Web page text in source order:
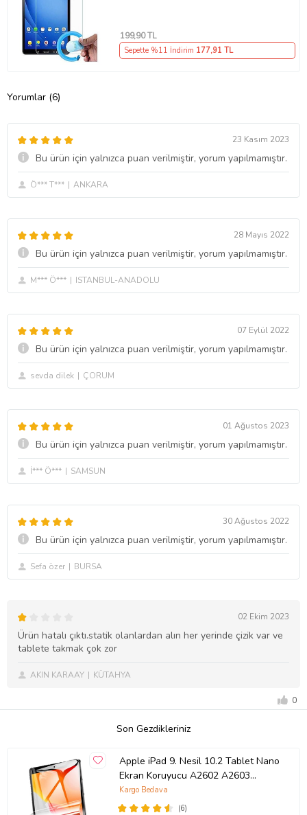
199,90 TL
Sepette %11 İndirim 177,91 TL
Yorumlar (6)
23 Kasım 2023
Bu ürün için yalnızca puan verilmiştir, yorum yapılmamıştır.
Ö*** T*** ANKARA
28 Mayıs 2022
Bu ürün için yalnızca puan verilmiştir, yorum yapılmamıştır.
M*** Ö*** ISTANBUL-ANADOLU
07 Eylül 2022
Bu ürün için yalnızca puan verilmiştir, yorum yapılmamıştır.
sevda dilek ÇORUM
01 Ağustos 2023
Bu ürün için yalnızca puan verilmiştir, yorum yapılmamıştır.
İ*** Ö*** SAMSUN
30 Ağustos 2022
Bu ürün için yalnızca puan verilmiştir, yorum yapılmamıştır.
Sefa özer BURSA
02 Ekim 2023
Ürün hatalı çıktı.statik olanlardan alın her yerinde çizik var ve
tablete takmak çok zor
AKIN KARAAY KÜTAHYA
0
Son Gezdikleriniz
Apple iPad 9. Nesil 10.2 Tablet Nano
Ekran Koruyucu A2602 A2603
A2604 A2605
(6)
Kargo Bedava